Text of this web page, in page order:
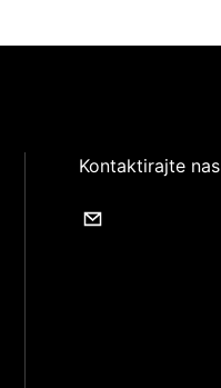
Kontaktirajte nas